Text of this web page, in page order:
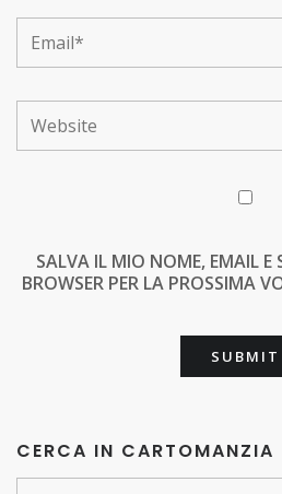
SALVA IL MIO NOME, EMAIL E
BROWSER PER LA PROSSIMA
CERCA IN CARTOMANZIA